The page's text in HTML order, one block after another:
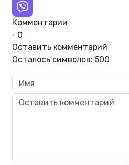
Комментарии
0
Оставить комментарий
Осталось символов: 500